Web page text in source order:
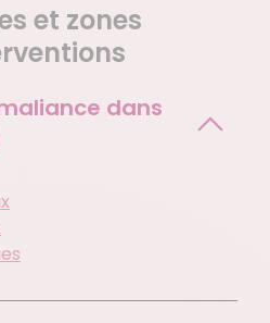
et zones
dans